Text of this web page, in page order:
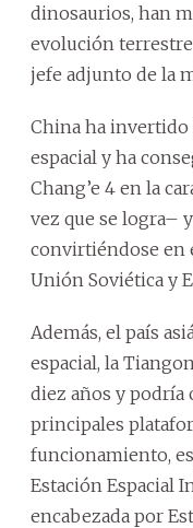
dinosaurios, han
evolución
jefe adjunto de la
China ha
espacial y ha
Chang’e 4 en la
vez que se logra–
convirtiéndose en
Unión Soviética y
Además, el país
espacial, la
diez años y podría
principales
funcionamiento,
Estación Espacial
encabezada por